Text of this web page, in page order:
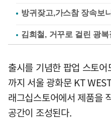
출시를 기념한 팝업 스토
까지 서울 광화문 KT
래그십스토어에서 제품을
공간이 조성된다.